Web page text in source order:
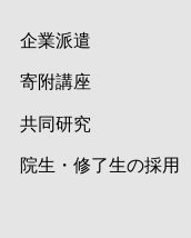
企業派遣
寄附講座
共同研究
院生・修了生の採用